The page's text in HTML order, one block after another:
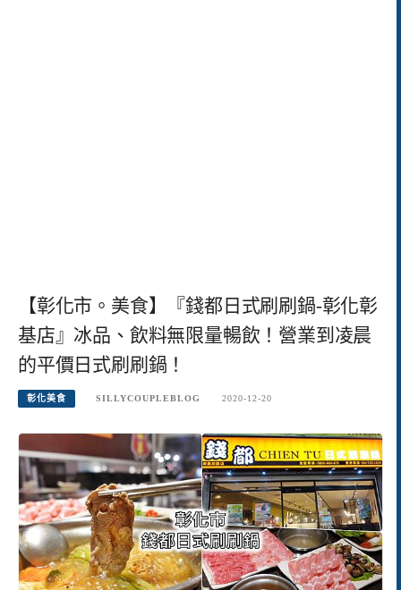
【彰化市。美食】『錢都日式刷刷鍋-彰化彰
基店』冰品、飲料無限量暢飲！營業到凌晨
的平價日式刷刷鍋！
彰化美食 SILLYCOUPLEBLOG 2020-12-20